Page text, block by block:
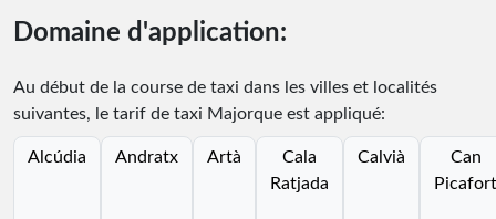
Domaine d'application:
Au début de la course de taxi dans les villes et localités
suivantes, le tarif de taxi Majorque est appliqué:
Alcúdia Andratx Artà
Cala
Ratjada
Calvià
Can
Picafort